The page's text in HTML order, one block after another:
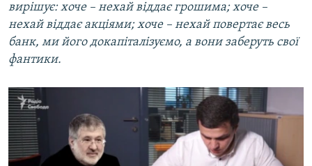
вирішує: хоче – нехай віддає грошима; хоче –
нехай віддає акціями; хоче – нехай повертає весь
банк, ми його докапіталізуємо, а вони заберуть свої
фантики.